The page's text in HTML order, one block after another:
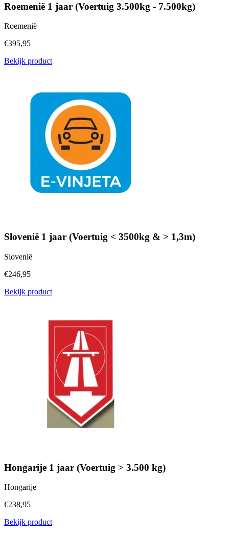
Roemenië 1 jaar (Voertuig 3.500kg - 7.500kg)
Roemenië
€395,95
Bekijk product
Slovenië 1 jaar (Voertuig < 3500kg & > 1,3m)
Slovenië
€246,95
Bekijk product
Hongarije 1 jaar (Voertuig > 3.500 kg)
Hongarije
€238,95
Bekijk product